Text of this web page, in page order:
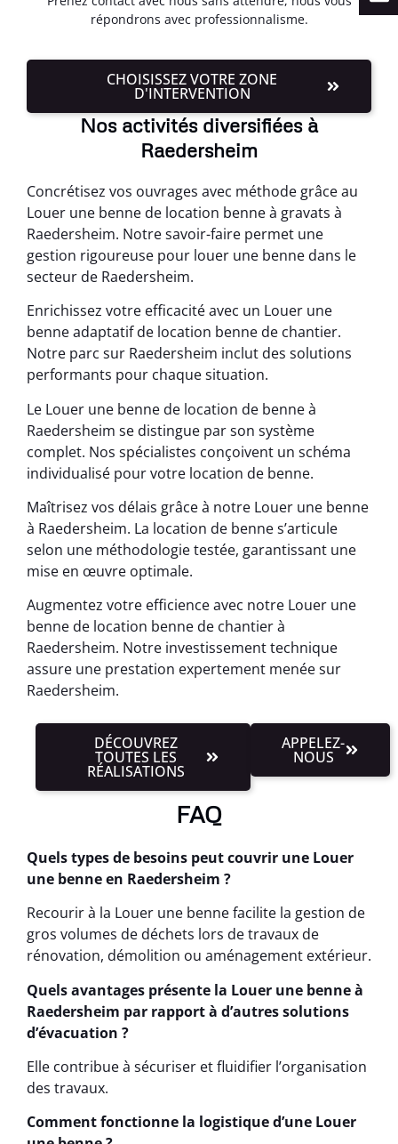
répondrons avec professionnalisme.
CHOISISSEZ VOTRE ZONE
D'INTERVENTION
Nos activités diversifiées à
Raedersheim
Concrétisez vos ouvrages avec méthode grâce au
Louer une benne de location benne à gravats à
Raedersheim. Notre savoir-faire permet une
gestion rigoureuse pour louer une benne dans le
secteur de Raedersheim.
Enrichissez votre efficacité avec un Louer une
benne adaptatif de location benne de chantier.
Notre parc sur Raedersheim inclut des solutions
performants pour chaque situation.
Le Louer une benne de location de benne à
Raedersheim se distingue par son système
complet. Nos spécialistes conçoivent un schéma
individualisé pour votre location de benne.
Maîtrisez vos délais grâce à notre Louer une benne
à Raedersheim. La location de benne s’articule
selon une méthodologie testée, garantissant une
mise en œuvre optimale.
Augmentez votre efficience avec notre Louer une
benne de location benne de chantier à
Raedersheim. Notre investissement technique
assure une prestation expertement menée sur
Raedersheim.
DÉCOUVREZ
TOUTES LES
RÉALISATIONS
APPELEZ-
NOUS
FAQ
Quels types de besoins peut couvrir une Louer
une benne en Raedersheim ?
Recourir à la Louer une benne facilite la gestion de
gros volumes de déchets lors de travaux de
rénovation, démolition ou aménagement extérieur.
Quels avantages présente la Louer une benne à
Raedersheim par rapport à d’autres solutions
d’évacuation ?
Elle contribue à sécuriser et fluidifier l’organisation
des travaux.
Comment fonctionne la logistique d’une Louer